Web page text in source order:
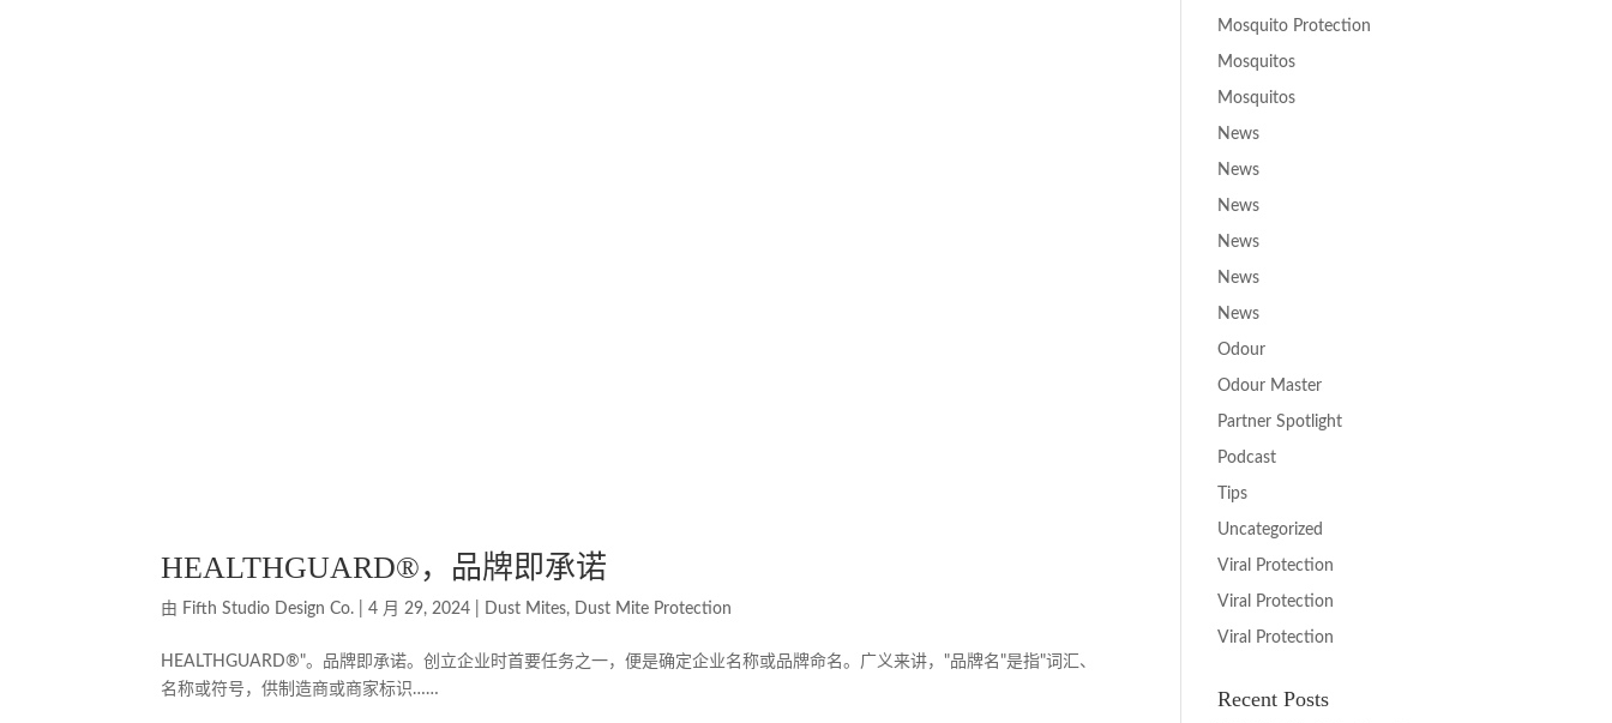
HEALTHGUARD®，品牌即承诺
由 Fifth Studio Design Co. |4 月 29, 2024 Dust Mites, Dust Mite Protection
HEALTHGUARD®"。品牌即承诺。创立企业时首要任务之一，便是确定企业名称或品牌命名。广义来讲，"品牌名"是指"词汇、
名称或符号，供制造商或商家标识……
Mosquito Protection
Mosquitos
Mosquitos
News
News
News
News
News
News
Odour
Odour Master
Partner Spotlight
Podcast
Tips
Uncategorized
Viral Protection
Viral Protection
Viral Protection
Recent Posts